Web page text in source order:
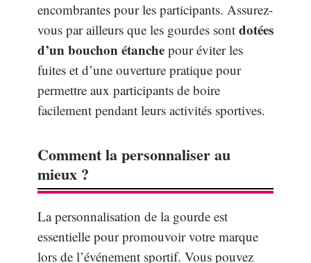
encombrantes pour les participants. Assurez-
vous par ailleurs que les gourdes sont dotées
d’un bouchon étanche pour éviter les
fuites et d’une ouverture pratique pour
permettre aux participants de boire
facilement pendant leurs activités sportives.
Comment la personnaliser au
mieux ?
La personnalisation de la gourde est
essentielle pour promouvoir votre marque
lors de l’événement sportif. Vous pouvez